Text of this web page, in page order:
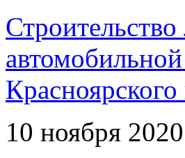
Красноярского
10 ноября 2020